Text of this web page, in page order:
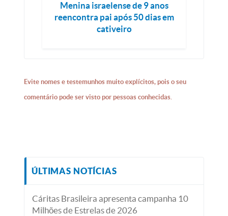
Menina israelense de 9 anos
reencontra pai após 50 dias em
cativeiro
Evite nomes e testemunhos muito explícitos, pois o seu
comentário pode ser visto por pessoas conhecidas.
ÚLTIMAS NOTÍCIAS
Cáritas Brasileira apresenta campanha 10
Milhões de Estrelas de 2026